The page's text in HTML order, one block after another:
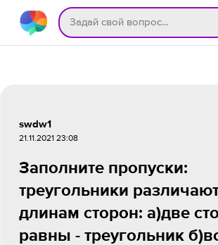
swdw1
21.11.2021 23:08
Заполните пропуски:
треугольники
длинам сторон: а)две
равны - треугольник